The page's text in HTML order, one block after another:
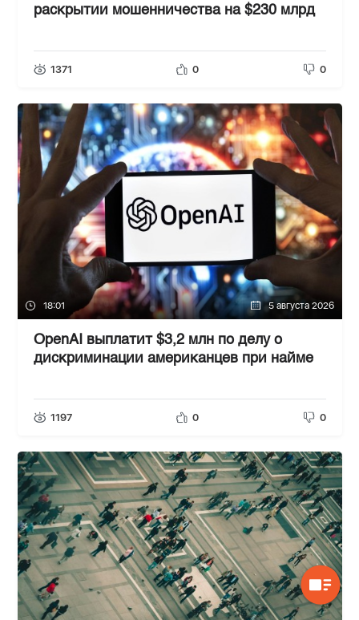
раскрытии мошенничества на $230 млрд
1371 0 0
18:01 5 августа 2026
OpenAI выплатит $3,2 млн по делу о
дискриминации американцев при найме
1197 0 0